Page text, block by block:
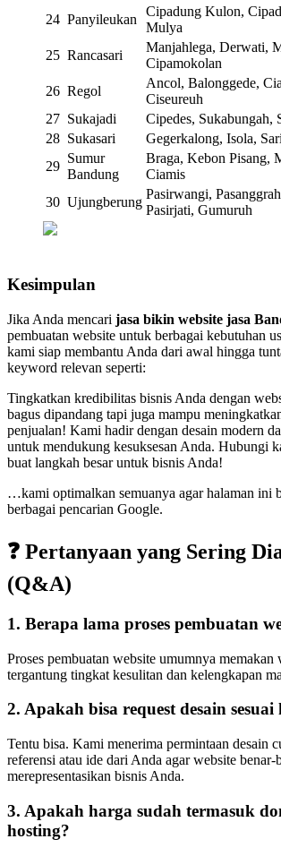
24 Panyileukan
Cipadung Kulon,
Mulya
25 Rancasari
Manjahlega, Derwati,
Cipamokolan
26 Regol
Ancol, Balonggede,
Ciseureuh
27 Sukajadi
Cipedes, Sukabungah,
28 Sukasari
Gegerkalong, Isola,
29
Sumur
Bandung
Braga, Kebon Pisang,
Ciamis
30 Ujungberung
Pasirwangi,
Pasirjati, Gumuruh
Kesimpulan
Jika Anda mencari jasa bikin website jasa
pembuatan website untuk berbagai kebutuhan
kami siap membantu Anda dari awal hingga
keyword relevan seperti:
Tingkatkan kredibilitas bisnis Anda dengan
bagus dipandang tapi juga mampu
penjualan! Kami hadir dengan desain modern
untuk mendukung kesuksesan Anda. Hubungi
buat langkah besar untuk bisnis Anda!
…kami optimalkan semuanya agar halaman ini
berbagai pencarian Google.
❓ Pertanyaan yang Sering
(Q&A)
1. Berapa lama proses pembuatan
Proses pembuatan website umumnya
tergantung tingkat kesulitan dan kelengkapan
2. Apakah bisa request desain
Tentu bisa. Kami menerima permintaan desain
referensi atau ide dari Anda agar website benar-
merepresentasikan bisnis Anda.
3. Apakah harga sudah termasuk
hosting?